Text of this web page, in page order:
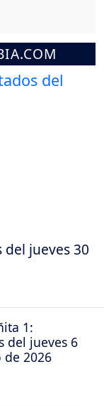
jueves 30
1:
del jueves 6
de 2026